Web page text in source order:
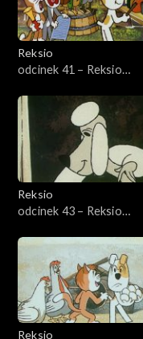
Reksio
odcinek 41 – Reksio
Reksio
odcinek 43 – Reksio
Reksio